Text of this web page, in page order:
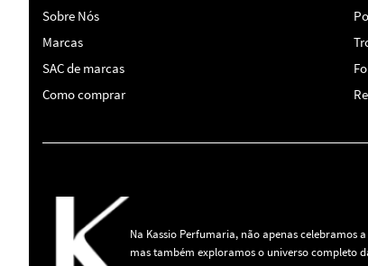
Sobre Nós
Marcas
SAC de marcas
Como comprar
Na Kassio Perfumaria, não apenas celebramos
mas também exploramos o universo completo